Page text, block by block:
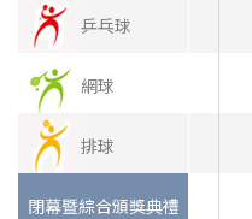
乒乓球
網球
排球
閉幕暨綜合頒獎典禮